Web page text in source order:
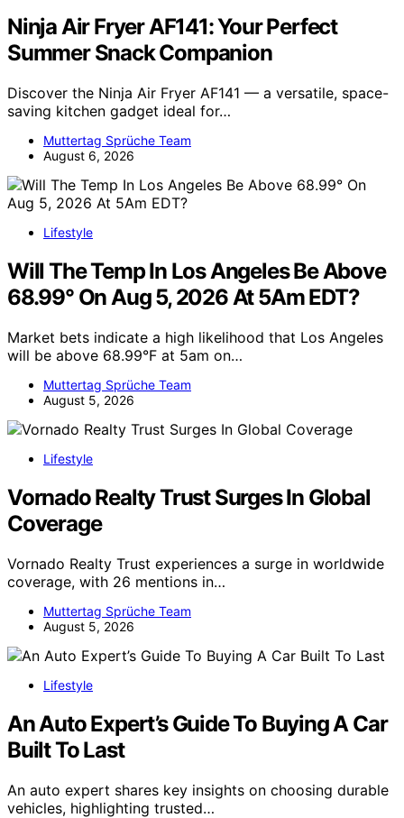
Ninja Air Fryer AF141: Your Perfect
Summer Snack Companion
Discover the Ninja Air Fryer AF141 — a versatile, space-
saving kitchen gadget ideal for…
Muttertag Sprüche Team
August 6, 2026
Lifestyle
Will The Temp In Los Angeles Be Above
68.99° On Aug 5, 2026 At 5Am EDT?
Market bets indicate a high likelihood that Los Angeles
will be above 68.99°F at 5am on…
Muttertag Sprüche Team
August 5, 2026
Lifestyle
Vornado Realty Trust Surges In Global
Coverage
Vornado Realty Trust experiences a surge in worldwide
coverage, with 26 mentions in…
Muttertag Sprüche Team
August 5, 2026
Lifestyle
An Auto Expert’s Guide To Buying A Car
Built To Last
An auto expert shares key insights on choosing durable
vehicles, highlighting trusted…